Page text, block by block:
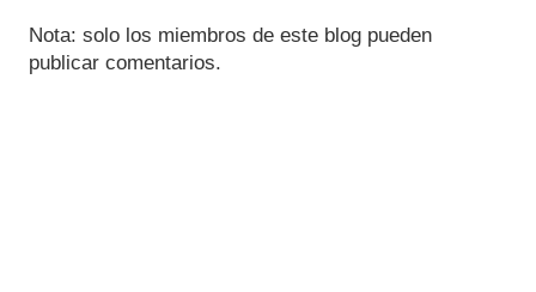
Nota: solo los miembros de este blog pueden
publicar comentarios.